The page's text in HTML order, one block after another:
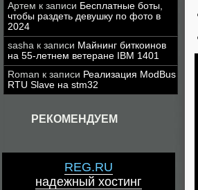
Артем к записи Бесплатные боты,
чтобы раздеть девушку по фото в
2024
sasha к записи Майнинг биткоинов
на 55-летнем ветеране IBM 1401
Roman к записи Реализация ModBus
RTU Slave на stm32
РЕКОМЕНДУЕМ
REG.RU
надежный хостинг